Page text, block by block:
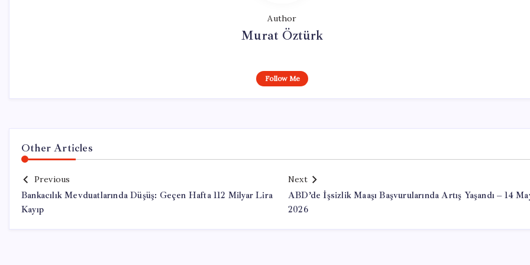
Author
Murat Öztürk
Follow Me
Other Articles
Previous
Bankacılık Mevduatlarında Düşüş: Geçen Hafta 112 Milyar Lira
Kayıp
Next
ABD’de İşsizlik Maaşı Başvurularında Artış Yaşandı – 14
2026